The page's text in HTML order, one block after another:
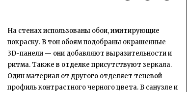
На стенах использованы обои, имитирующие
покраску. В тон обоям подобраны окрашенные
3D-панели — они добавляют выразительности и
ритма. Также в отделке присутствуют зеркала.
Один материал от другого отделяет теневой
профиль контрастного черного цвета. В санузле и